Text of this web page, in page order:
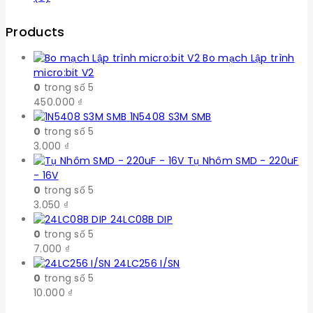
Products
Bo mạch Lập trình
micro:bit V2
0 trong số 5
450.000 ₫
1N5408 S3M SMB
0 trong số 5
3.000 ₫
Tụ Nhôm SMD - 220uF
- 16V
0 trong số 5
3.050 ₫
24LC08B DIP
0 trong số 5
7.000 ₫
24LC256 I/SN
0 trong số 5
10.000 ₫